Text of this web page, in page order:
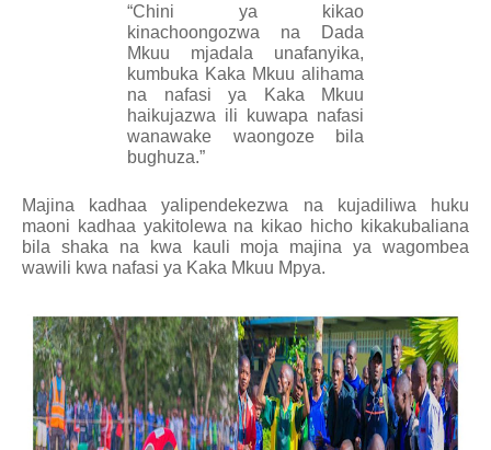
“Chini ya kikao
kinachoongozwa na Dada
Mkuu mjadala unafanyika,
kumbuka Kaka Mkuu alihama
na nafasi ya Kaka Mkuu
haikujazwa ili kuwapa nafasi
wanawake waongoze bila
bughuza.”
Majina kadhaa yalipendekezwa na kujadiliwa huku
maoni kadhaa yakitolewa na kikao hicho kikakubaliana
bila shaka na kwa kauli moja majina ya wagombea
wawili kwa nafasi ya Kaka Mkuu Mpya.